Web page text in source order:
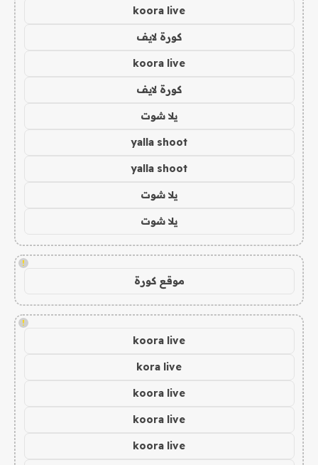
koora live
كورة لايف
koora live
كورة لايف
يلا شوت
yalla shoot
yalla shoot
يلا شوت
يلا شوت
!
موقع كورة
!
koora live
kora live
koora live
koora live
koora live